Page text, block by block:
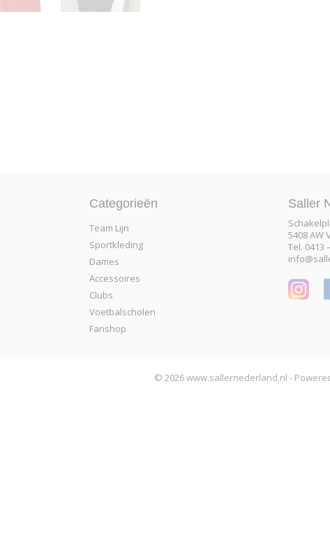
Categorieën
Team Lijn
Sportkleding
Dames
Accessoires
Clubs
Voetbalscholen
Fanshop
Saller
5408 AW
Tel. 0413
© 2026 www.sallernederland.nl -